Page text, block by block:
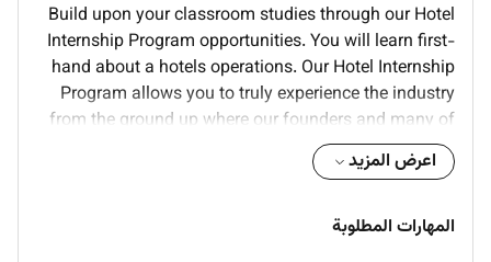
Build upon your classroom studies through our Hotel
Internship Program opportunities. You will learn first-
hand about a hotels operations. Our Hotel Internship
Program allows you to truly experience the industry
from the ground up where our founders and many of
our leaders began. You will get immersed in Marriotts
culture and business and find your true calling in the
in many different areas of the hotel. By gaining
اعرض المزيد
المهارات المطلوبة